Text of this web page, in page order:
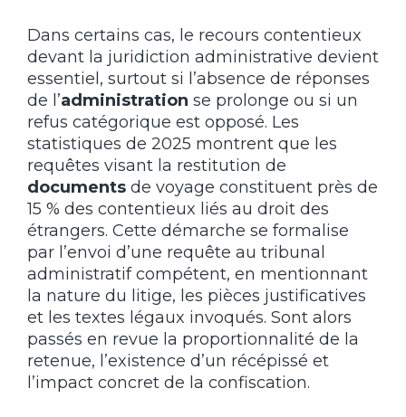
Dans certains cas, le recours contentieux
devant la juridiction administrative devient
essentiel, surtout si l’absence de réponses
de l’administration se prolonge ou si un
refus catégorique est opposé. Les
statistiques de 2025 montrent que les
requêtes visant la restitution de
documents de voyage constituent près de
15 % des contentieux liés au droit des
étrangers. Cette démarche se formalise
par l’envoi d’une requête au tribunal
administratif compétent, en mentionnant
la nature du litige, les pièces justificatives
et les textes légaux invoqués. Sont alors
passés en revue la proportionnalité de la
retenue, l’existence d’un récépissé et
l’impact concret de la confiscation.